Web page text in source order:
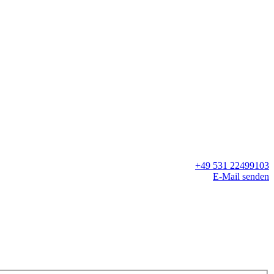
+49 531 22499103
E-Mail senden